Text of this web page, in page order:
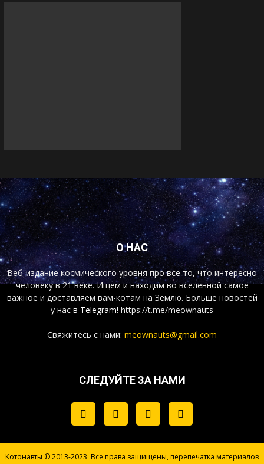
О НАС
Веб-издание космического уровня про все то, что интересно
человеку в 21 веке. Ищем и находим во вселенной самое
важное и доставляем вам-котам на Землю. Больше новостей
у нас в Telegram! https://t.me/meownauts
Свяжитесь с нами: meownauts@gmail.com
СЛЕДУЙТЕ ЗА НАМИ
Котонавты © 2013-2023· Все права защищены, перепечатка материалов